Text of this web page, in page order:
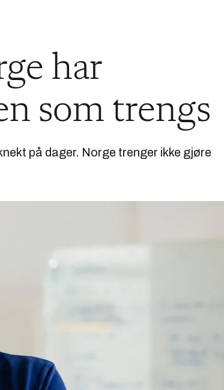
har
som trengs
på dager. Norge trenger ikke gjøre